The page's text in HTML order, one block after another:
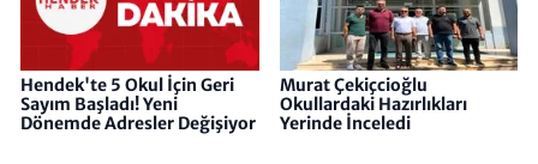
Hendek'te 5 Okul İçin Geri
Sayım Başladı! Yeni
Dönemde Adresler Değişiyor
Murat Çekiçcioğlu
Okullardaki Hazırlıkları
Yerinde İnceledi